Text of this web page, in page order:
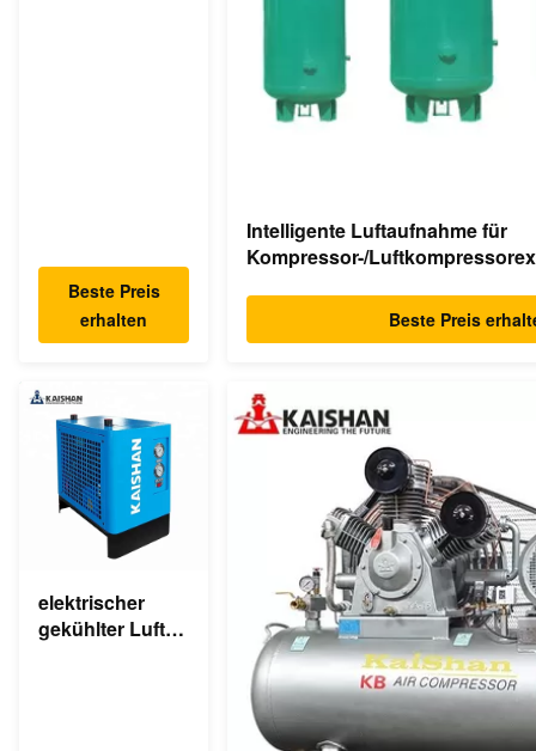
Beste Preis
erhalten
Intelligente Luftaufnahme für
Kompressor-/
Beste Preis
elektrischer
gekühlter Luft-